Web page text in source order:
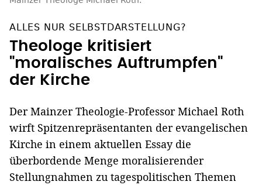
ALLES NUR SELBSTDARSTELLUNG?
Theologe kritisiert
"moralisches Auftrumpfen"
der Kirche
Der Mainzer Theologie-Professor Michael Roth
wirft Spitzenrepräsentanten der evangelischen
Kirche in einem aktuellen Essay die
überbordende Menge moralisierender
Stellungnahmen zu tagespolitischen Themen